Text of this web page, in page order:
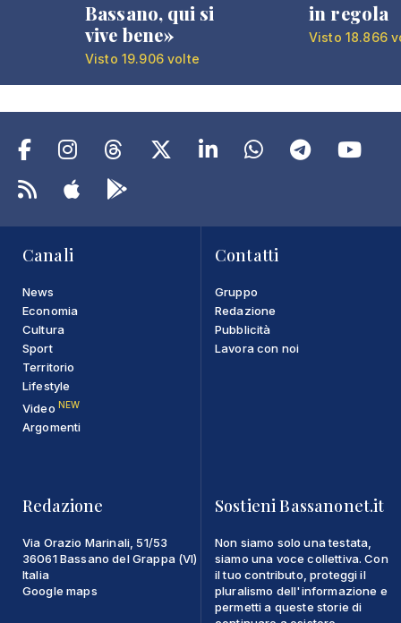
Bassano, qui si
vive bene»
Visto 19.906 volte
in regola
Visto 18.866
Canali
News
Economia
Cultura
Sport
Territorio
Lifestyle
Video NEW
Argomenti
Contatti
Gruppo
Redazione
Pubblicità
Lavora con noi
Redazione
Via Orazio Marinali, 51/53
36061 Bassano del Grappa (VI)
Italia
Google maps
Sostieni Bassanonet.it
Non siamo solo una testata,
siamo una voce collettiva. Con
il tuo contributo, proteggi il
pluralismo dell'informazione e
permetti a queste storie di